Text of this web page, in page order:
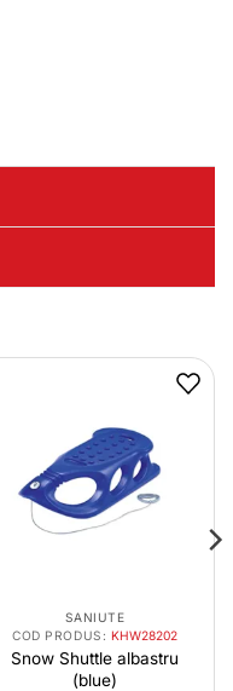
SANIUTE
COD PRODUS: KHW28202
Snow Shuttle albastru
(blue)